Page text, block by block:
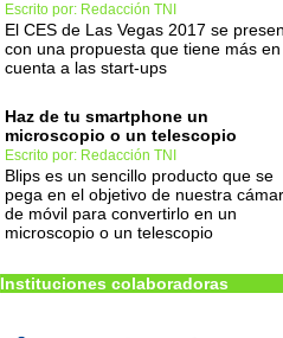
Escrito por: Redacción TNI
El CES de Las Vegas 2017 se
con una propuesta que tiene más en
cuenta a las start-ups
Haz de tu smartphone un
microscopio o un telescopio
Escrito por: Redacción TNI
Blips es un sencillo producto que se
pega en el objetivo de nuestra
de móvil para convertirlo en un
microscopio o un telescopio
Instituciones colaboradoras